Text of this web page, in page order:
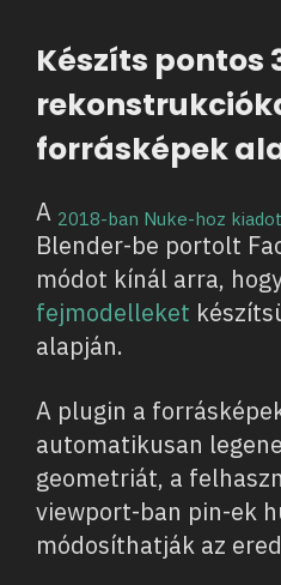
Készíts pontos
forrásképek
A 2018-ban Nuke-hoz
Blender-be portolt
módot kínál arra,
fejmodelleket
alapján.
A plugin a
automatikusan
geometriát, a
viewport-ban pin-ek
módosíthatják az